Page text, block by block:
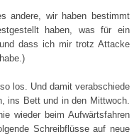
andere, wir haben bestimmt
haben, was für ein
dass ich mir trotz Attacke
los. Und damit verabschiede
ins Bett und in den Mittwoch.
wieder beim Aufwärtsfahren
Schreibflüsse auf neue